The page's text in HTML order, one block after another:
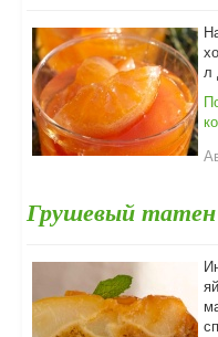
л
Грушевый татен